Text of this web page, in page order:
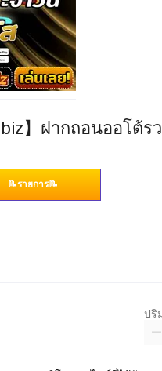
】ฝากถอนออโ
📝รายการ📝
ปริ